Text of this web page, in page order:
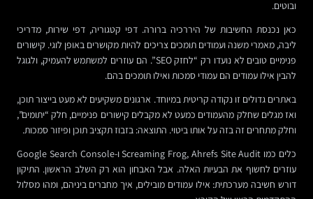
ובוטים.
כאן נכנסת החשיבות של היררכיה ברורה. דפי קטגוריה, דפי שירות, מדריכי
ליבה, מאמרי משנה ועמודים תומכים צריכים להיות מקושרים באופן לוגי. קישורים
פנימיים טובים לא נועדו רק “לחזק SEO”. הם עוזרים למשתמש להעמיק, ולגוגל
להבין אילו עמודים הם עמודי סמכות ואילו תומכים בהם.
באתרים גדולים זו נקודה קריטית במיוחד. ארגונים משקיעים לא מעט בייצור תוכן,
ואז מגלים שחלק מהעמודים כמעט לא מקבלים קישורים פנימיים, חלק “יתומים”,
וחלק מתחרים זה בזה על אותו ביטוי. התוצאה: בזבוז תקציב תוכן ופיזור סמכות.
כלים כמו Screaming Frog, Ahrefs Site Audit ו-Google Search Console
עוזרים לחשוף את הבעיות האלה. אבל האבחון הוא רק השלב הראשון. התיקון
דורש חשיבה מערכתית: אילו עמודים מובילים, איך מחברים ביניהם, ומהו מסלול